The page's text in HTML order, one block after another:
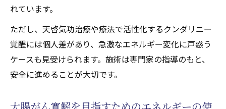
れています。
ただし、天啓気功治療や療法で活性化するクンダリニー
覚醒には個人差があり、急激なエネルギー変化に戸惑う
ケースも見受けられます。施術は専門家の指導のもと、
安全に進めることが大切です。
大腸がん寛解を目指すためのエネルギーの使